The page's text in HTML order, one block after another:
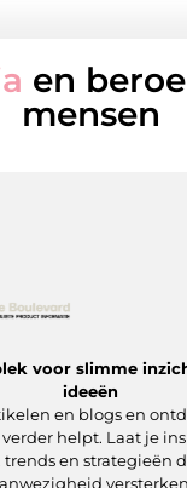
en
mensen
voor slimme
ideeën
en blogs en
helpt. Laat je
trends en strategieën